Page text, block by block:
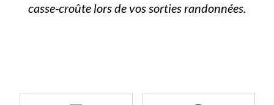
casse-croûte lors de vos sorties randonnées.